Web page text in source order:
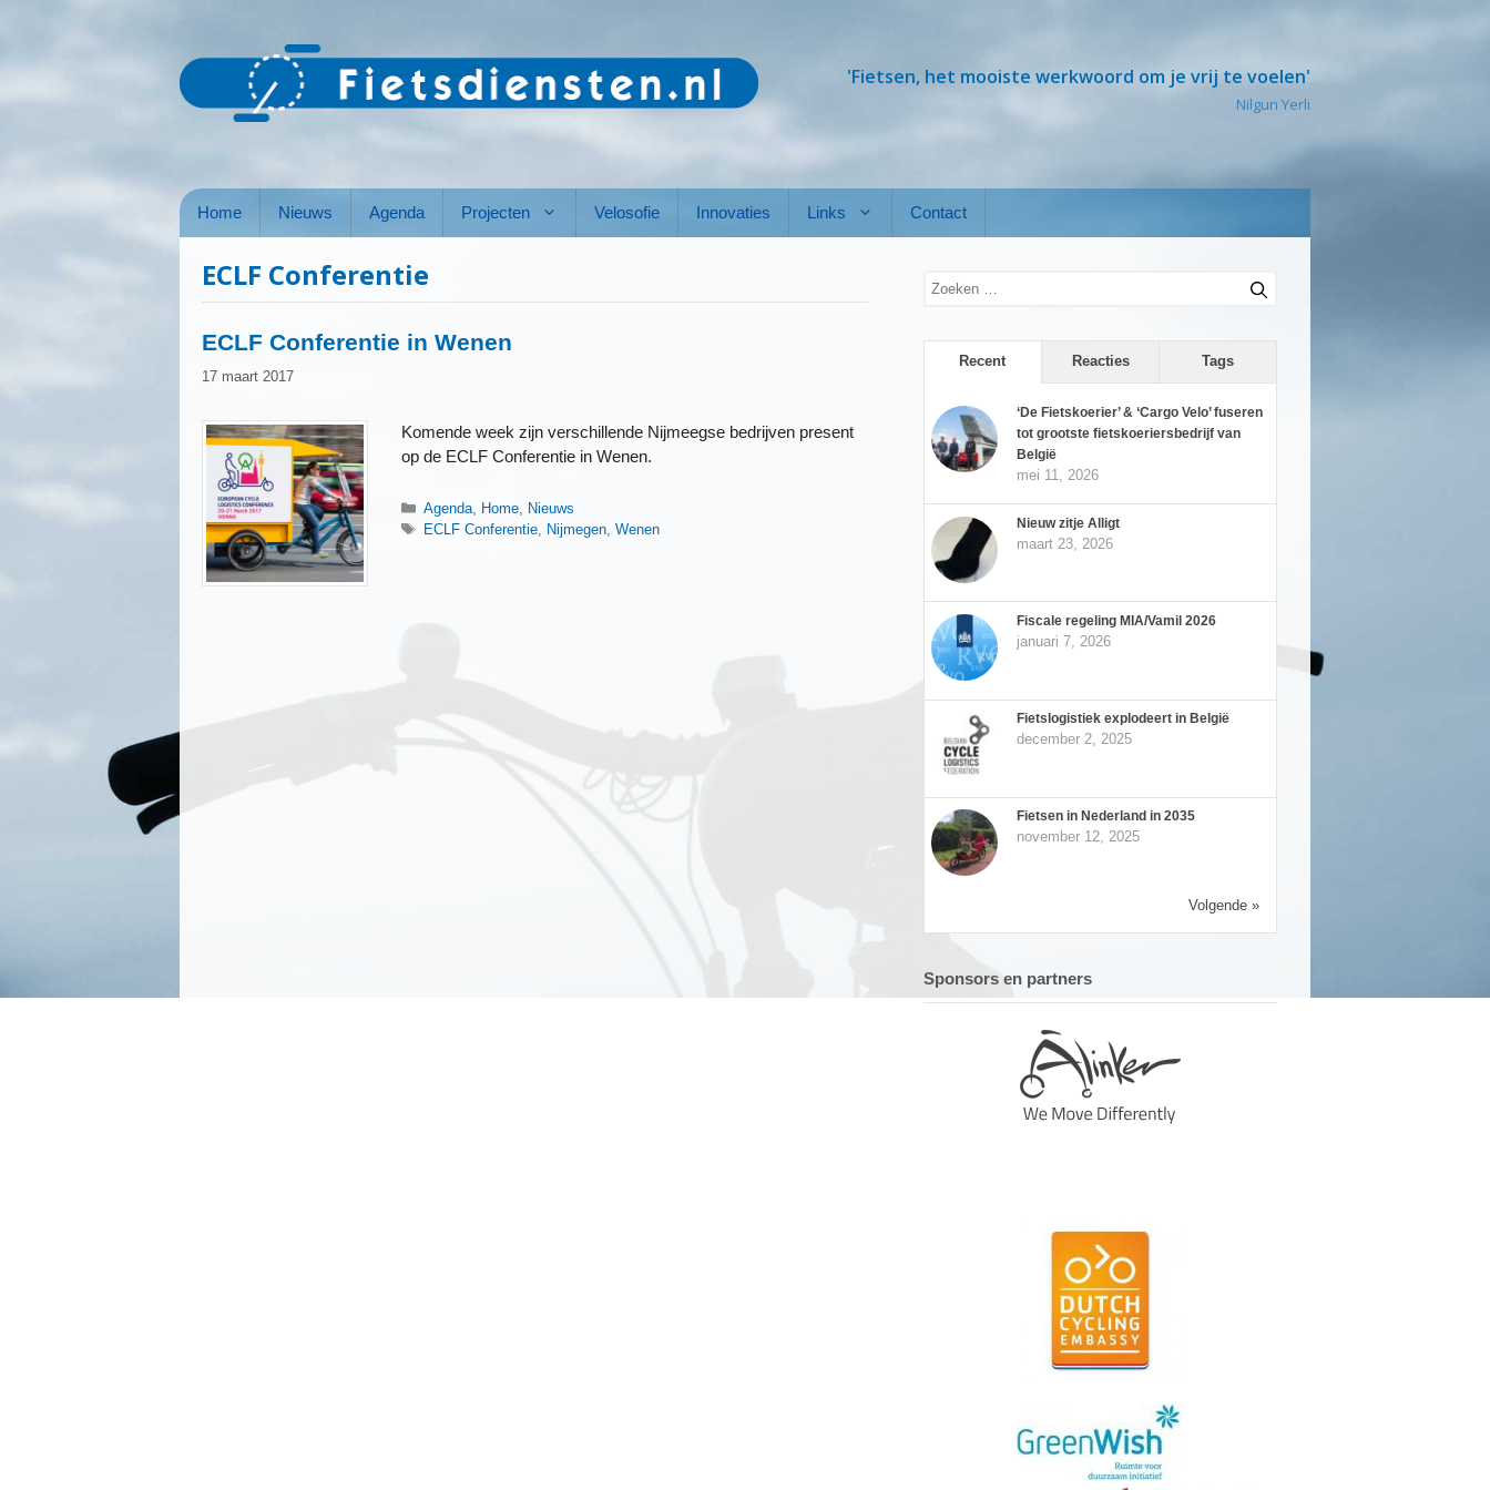
'Fietsen, het mooiste werkwoord om je vrij te voelen'
Nilgun Yerli
Home Nieuws Agenda Projecten Velosofie Innovaties Links Contact
ECLF Conferentie
ECLF Conferentie in Wenen
17 maart 2017
Komende week zijn verschillende Nijmeegse bedrijven present
op de ECLF Conferentie in Wenen.
Categorieën
Agenda Home
Nieuws
Tags
ECLF Conferentie Nijmegen ,Wenen
Zoek
Recent Reacties Tags
‘De Fietskoerier’ & ‘Cargo Velo’ fuseren
tot grootste fietskoeriersbedrijf van
België
mei 11, 2026
Nieuw zitje Alligt
maart 23, 2026
Fiscale regeling MIA/Vamil 2026
januari 7, 2026
Fietslogistiek explodeert in België
december 2, 2025
Fietsen in Nederland in 2035
november 12, 2025
Volgende »
Sponsors en partners